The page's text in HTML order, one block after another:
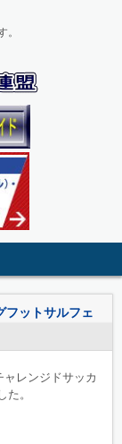
。
フットサルフェ
レンジドサッカ
。